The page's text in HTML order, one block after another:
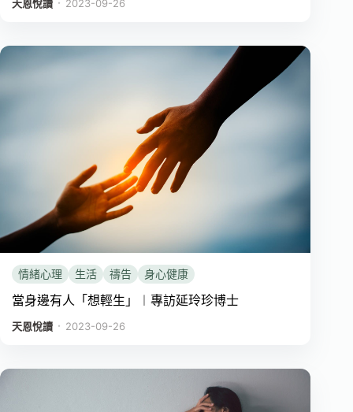
天恩悅讀 ． 2023-09-26
情緒心理 生活 禱告 身心健康
當身邊有人「想輕生」︱專訪延玲珍博士
天恩悅讀 ． 2023-09-26